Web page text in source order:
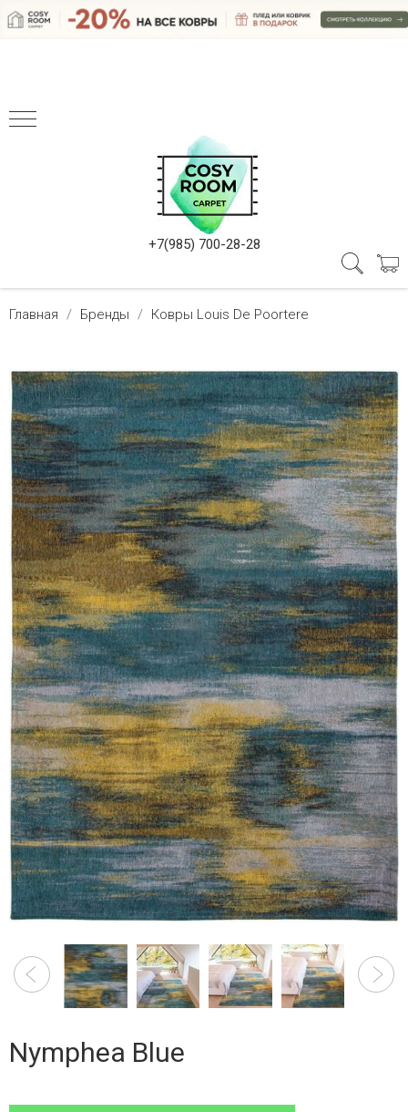
+7(985) 700-28-28
Главная Бренды Ковры Louis De Poortere
Nymphea Blue